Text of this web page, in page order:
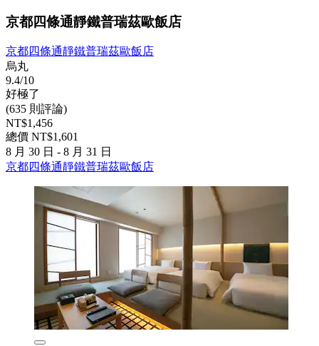
京都四條通靜鐵普瑞茲歐飯店
京都四條通靜鐵普瑞茲歐飯店
烏丸
9.4/10
好極了
(635 則評論)
NT$1,456
總價 NT$1,601
8 月 30 日 - 8 月 31 日
京都四條通靜鐵普瑞茲歐飯店